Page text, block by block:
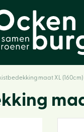
maat XL (160cm)